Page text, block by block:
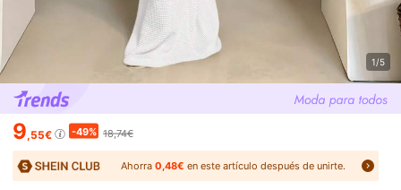
1/5
9,55€ -49% 18,74€
Ahorra0,48€ en este artículo después de unirte.